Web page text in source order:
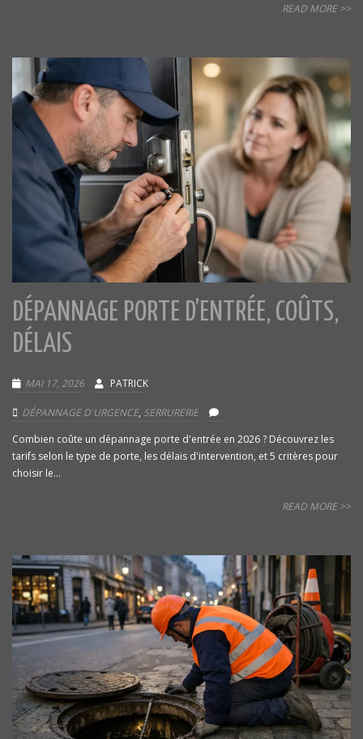
READ MORE >>
DÉPANNAGE PORTE D’ENTRÉE, COÛTS,
DÉLAIS
MAI 17, 2026 PATRICK
DÉPANNAGE D'URGENCE, SERRURERIE
Combien coûte un dépannage porte d'entrée en 2026 ? Découvrez les
tarifs selon le type de porte, les délais d'intervention, et 5 critères pour
choisir le...
READ MORE >>